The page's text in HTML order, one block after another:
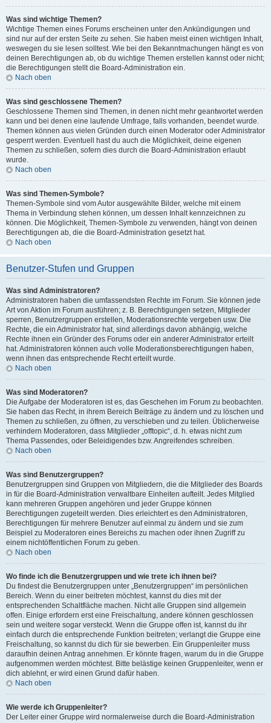
Was sind wichtige Themen?
Wichtige Themen eines Forums erscheinen unter den Ankündigungen und
sind nur auf der ersten Seite zu sehen. Sie haben meist einen wichtigen Inhalt,
weswegen du sie lesen solltest. Wie bei den Bekanntmachungen hängt es von
deinen Berechtigungen ab, ob du wichtige Themen erstellen kannst oder nicht;
die Berechtigungen stellt die Board-Administration ein.
Nach oben
Was sind geschlossene Themen?
Geschlossene Themen sind Themen, in denen nicht mehr geantwortet werden
kann und bei denen eine laufende Umfrage, falls vorhanden, beendet wurde.
Themen können aus vielen Gründen durch einen Moderator oder Administrator
gesperrt werden. Eventuell hast du auch die Möglichkeit, deine eigenen
Themen zu schließen, sofern dies durch die Board-Administration erlaubt
wurde.
Nach oben
Was sind Themen-Symbole?
Themen-Symbole sind vom Autor ausgewählte Bilder, welche mit einem
Thema in Verbindung stehen können, um dessen Inhalt kennzeichnen zu
können. Die Möglichkeit, Themen-Symbole zu verwenden, hängt von deinen
Berechtigungen ab, die die Board-Administration gesetzt hat.
Nach oben
Benutzer-Stufen und Gruppen
Was sind Administratoren?
Administratoren haben die umfassendsten Rechte im Forum. Sie können jede
Art von Aktion im Forum ausführen; z. B. Berechtigungen setzen, Mitglieder
sperren, Benutzergruppen erstellen, Moderationsrechte vergeben usw. Die
Rechte, die ein Administrator hat, sind allerdings davon abhängig, welche
Rechte ihnen ein Gründer des Forums oder ein anderer Administrator erteilt
hat. Administratoren können auch volle Moderationsberechtigungen haben,
wenn ihnen das entsprechende Recht erteilt wurde.
Nach oben
Was sind Moderatoren?
Die Aufgabe der Moderatoren ist es, das Geschehen im Forum zu beobachten.
Sie haben das Recht, in ihrem Bereich Beiträge zu ändern und zu löschen und
Themen zu schließen, zu öffnen, zu verschieben und zu teilen. Üblicherweise
verhindern Moderatoren, dass Mitglieder „offtopic“, d. h. etwas nicht zum
Thema Passendes, oder Beleidigendes bzw. Angreifendes schreiben.
Nach oben
Was sind Benutzergruppen?
Benutzergruppen sind Gruppen von Mitgliedern, die die Mitglieder des Boards
in für die Board-Administration verwaltbare Einheiten aufteilt. Jedes Mitglied
kann mehreren Gruppen angehören und jeder Gruppe können
Berechtigungen zugeteilt werden. Dies erleichtert es den Administratoren,
Berechtigungen für mehrere Benutzer auf einmal zu ändern und sie zum
Beispiel zu Moderatoren eines Bereichs zu machen oder ihnen Zugriff zu
einem nichtöffentlichen Forum zu geben.
Nach oben
Wo finde ich die Benutzergruppen und wie trete ich ihnen bei?
Du findest die Benutzergruppen unter „Benutzergruppen“ im persönlichen
Bereich. Wenn du einer beitreten möchtest, kannst du dies mit der
entsprechenden Schaltfläche machen. Nicht alle Gruppen sind allgemein
offen. Einige erfordern erst eine Freischaltung, andere können geschlossen
sein und weitere sogar versteckt. Wenn die Gruppe offen ist, kannst du ihr
einfach durch die entsprechende Funktion beitreten; verlangt die Gruppe eine
Freischaltung, so kannst du dich für sie bewerben. Ein Gruppenleiter muss
daraufhin deinen Antrag annehmen. Er könnte fragen, warum du in die Gruppe
aufgenommen werden möchtest. Bitte belästige keinen Gruppenleiter, wenn er
dich ablehnt, er wird einen Grund dafür haben.
Nach oben
Wie werde ich Gruppenleiter?
Der Leiter einer Gruppe wird normalerweise durch die Board-Administration